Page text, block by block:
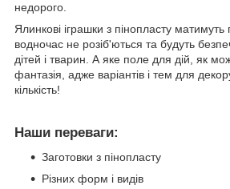
недорого.
Ялинкові іграшки з пінопласту матимуть
водночас не розіб'ються та будуть
дітей і тварин. А яке поле для дій, як
фантазія, адже варіантів і тем для
кількість!
Наши переваги:
Заготовки з пінопласту
Різних форм і видів